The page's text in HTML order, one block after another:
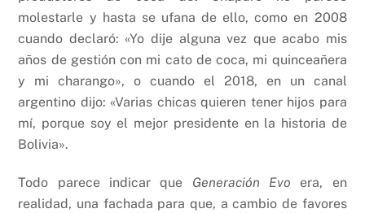
molestarle y hasta se ufana de ello, como en 2008
cuando declaró: «Yo dije alguna vez que acabo mis
años de gestión con mi cato de coca, mi quinceañera
y mi charango», o cuando el 2018, en un canal
argentino dijo: «Varias chicas quieren tener hijos para
mí, porque soy el mejor presidente en la historia de
Bolivia».
Todo parece indicar que Generación Evo era, en
realidad, una fachada para que, a cambio de favores